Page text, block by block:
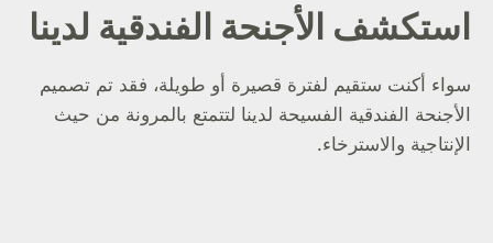
استكشف الأجنحة الفندقية لدينا
سواء أكنت ستقيم لفترة قصيرة أو طويلة، فقد تم تصميم
الأجنحة الفندقية الفسيحة لدينا لتتمتع بالمرونة من حيث
الإنتاجية والاسترخاء.